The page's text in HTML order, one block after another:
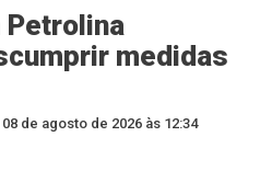
Petrolina
medidas
08 de agosto de 2026 às 12:34